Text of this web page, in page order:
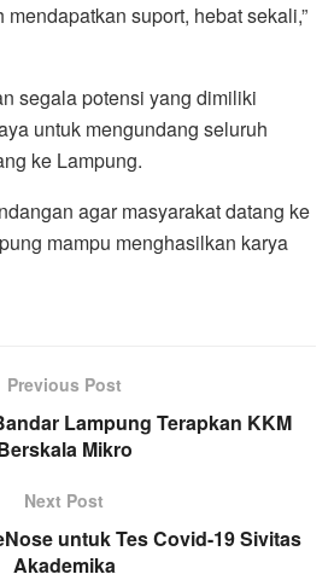
suport, hebat sekali,”
segala potensi yang dimiliki
untuk mengundang seluruh
ke Lampung.
agar masyarakat datang ke
mampu menghasilkan karya
Previous Post
Lampung Terapkan KKM
Mikro
Next Post
untuk Tes Covid-19 Sivitas
Akademika